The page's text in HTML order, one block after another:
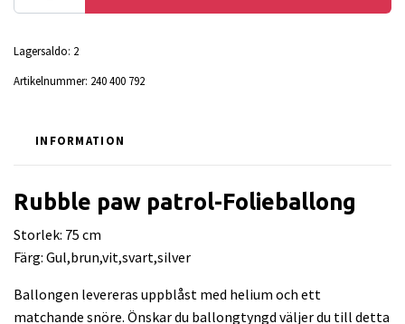
Lagersaldo: 2
Artikelnummer: 240 400 792
INFORMATION
Rubble paw patrol-Folieballong
Storlek: 75 cm
Färg: Gul,brun,vit,svart,silver
Ballongen levereras uppblåst med helium och ett
matchande snöre. Önskar du ballongtyngd väljer du till detta